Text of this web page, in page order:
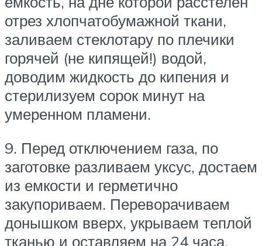
отрез хлопчатобумажной ткани,
заливаем стеклотару по плечики
горячей (не кипящей!) водой,
доводим жидкость до кипения и
стерилизуем сорок минут на
умеренном пламени.
9. Перед отключением газа, по
заготовке разливаем уксус, достаем
из емкости и герметично
закупориваем. Переворачиваем
донышком вверх, укрываем теплой
тканью и оставляем на 24 часа.